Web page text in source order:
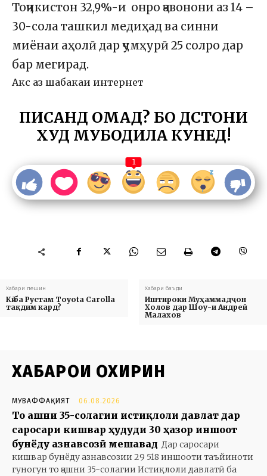
Тоҷикистон 32,9%-и онро ҷавонони аз 14 –
30-сола ташкил медиҳад ва синни
миёнаи аҳолӣ дар ҷумҳурӣ 25 солро дар
бар мегирад.
Акс аз шабакаи интернет
ПИСАНД ОМАД? БО ДӮСТОНИ
ХУД МУБОДИЛА КУНЕД!
1
Хабари пешин
Кӣ ба Рустам Toyota Carolla
тақдим кард?
Хабари баъди
Иштироки Муҳаммадҷон
Холов дар Шоу-и Андрей
Малахов
ХАБАРҲОИ ОХИРИН
МУВАФФАҚИЯТ 06.08.2026
То ҷашни 35-солагии истиқлоли давлат дар
саросари кишвар ҳудуди 30 ҳазор иншоот
бунёду азнавсозӣ мешавад Дар саросари
кишвар бунёду азнавсозии 29 518 иншооти таъйиноти
гуногун то ҷашни 35-солагии Истиқлоли давлатӣ ба